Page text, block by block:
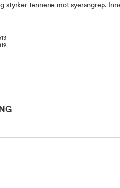
styrker tennene mot syerangrep.